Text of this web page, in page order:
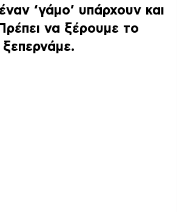
‘γάμο’ υπάρχουν και
να ξέρουμε το